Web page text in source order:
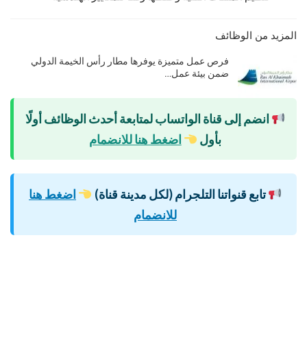
المزيد من الوظائف
فرص عمل متميزة يوفرها مطار رأس الخيمة الدولي
ضمن بيئة عمل…
انضم إلى قناة الواتساب لمتابعة أحدث الوظائف أولًا
بأول
اضغط هنا للانضمام
تابع قنواتنا التلجرام (لكل مدينة قناة)
اضغط هنا
للانضمام